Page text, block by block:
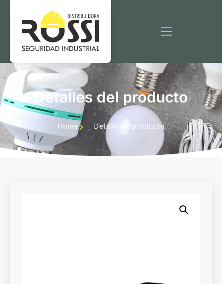
Detalles del producto
Home Detalle del producto